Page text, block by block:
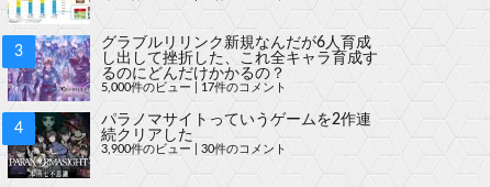
グラブルリリンク新規なんだが6人育成
し出して挫折した、これ全キャラ育成す
るのにどんだけかかるの？
5,000件のビュー 17件のコメント
パラノマサイトっていうゲームを2作連
続クリアした
3,900件のビュー 30件のコメント